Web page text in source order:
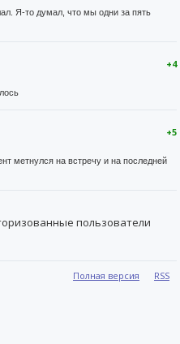
Я-то думал, что мы одни за пять
+4
+5
метнулся на встречу и на последней
пользователи
Полная версия RSS